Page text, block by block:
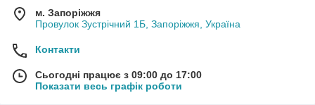
м. Запоріжжя
Провулок Зустрічний 1Б, Запоріжжя, Україна
Контакти
Сьогодні працює з 09:00 до 17:00
Показати весь графік роботи